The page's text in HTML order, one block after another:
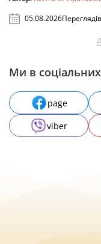
05.08.2026
Ми в
page
viber